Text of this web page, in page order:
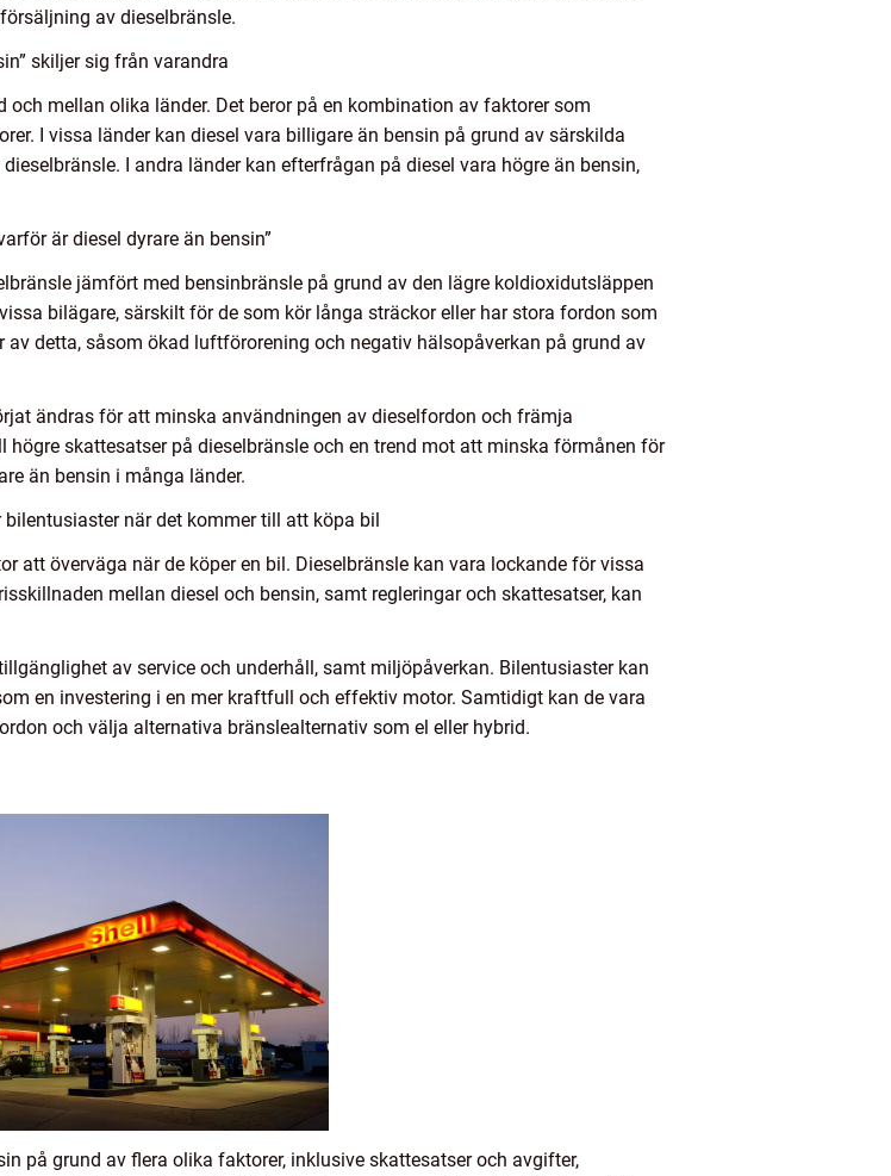
av dieselbränsle.
skiljer sig från varandra
mellan olika länder. Det beror på en kombination av faktorer som
I vissa länder kan diesel vara billigare än bensin på grund av särskilda
I andra länder kan efterfrågan på diesel vara högre än bensin,
är diesel dyrare än bensin”
jämfört med bensinbränsle på grund av den lägre koldioxidutsläppen
bilägare, särskilt för de som kör långa sträckor eller har stora fordon som
detta, såsom ökad luftförorening och negativ hälsopåverkan på grund av
ändras för att minska användningen av dieselfordon och främja
skattesatser på dieselbränsle och en trend mot att minska förmånen för
än bensin i många länder.
när det kommer till att köpa bil
att överväga när de köper en bil. Dieselbränsle kan vara lockande för vissa
mellan diesel och bensin, samt regleringar och skattesatser, kan
av service och underhåll, samt miljöpåverkan. Bilentusiaster kan
en investering i en mer kraftfull och effektiv motor. Samtidigt kan de vara
och välja alternativa bränslealternativ som el eller hybrid.
på grund av flera olika faktorer, inklusive skattesatser och avgifter,